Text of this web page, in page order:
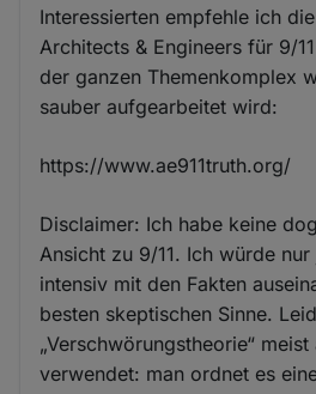
Interessierten empfehle ich
Architects & Engineers für 9/
der ganzen Themenkomplex
sauber aufgearbeitet wird:
https://www.ae911truth.org/
Disclaimer: Ich habe keine
Ansicht zu 9/11. Ich würde
intensiv mit den Fakten
besten skeptischen Sinne.
„Verschwörungstheorie“
verwendet: man ordnet es